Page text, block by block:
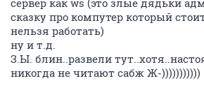
сказку про компутер который
нельзя работать)
ну и т.д.
З.Ы. блин..развели
никогда не читают сабж Ж-)))))))))))